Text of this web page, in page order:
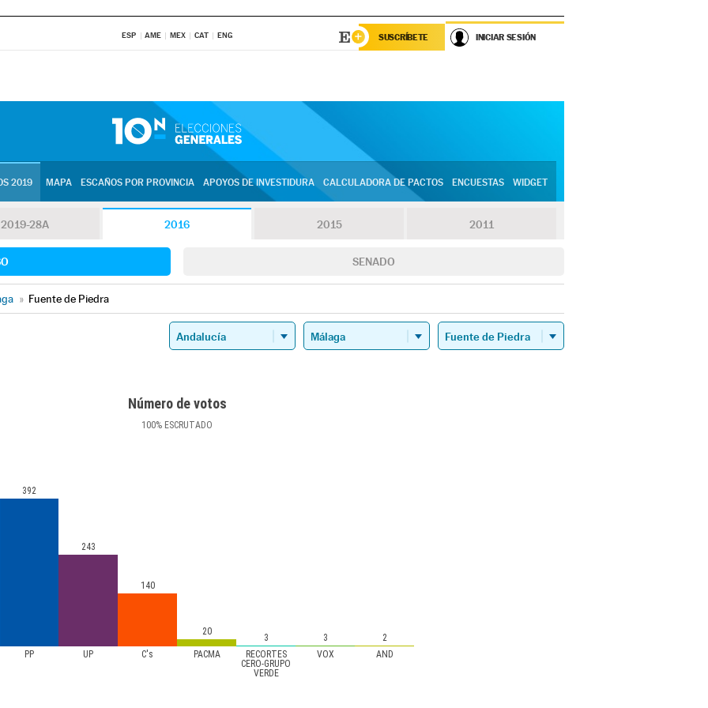
ESP AME MEX CAT ENG SUSCRÍBETE INICIAR SESIÓN
2019 MAPA ESCAÑOS POR PROVINCIA APOYOS DE INVESTIDURA CALCULADORA DE PACTOS ENCUESTAS WIDGET
2019-28A 2016 2015 2011
SENADO
» Fuente de Piedra
Número de votos
100% ESCRUTADO
PP UP C's PACMA
RECORTES
CERO-GRUPO
VERDE
VOX AND
392
243
140
20
3 3 2